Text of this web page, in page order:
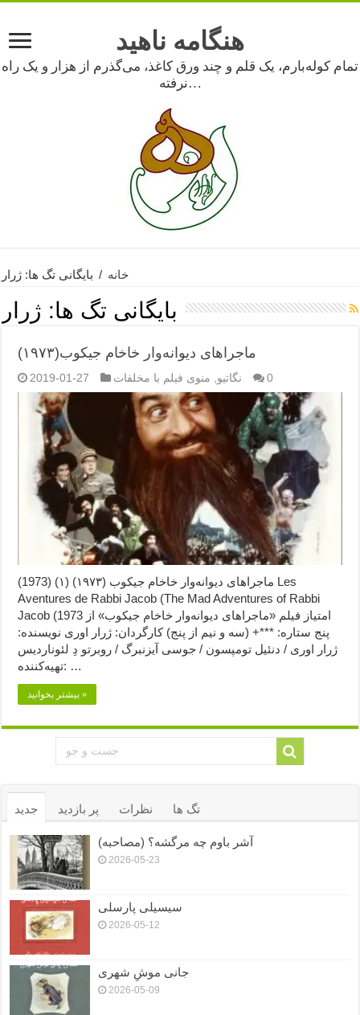
هنگامه ناهید
تمام کوله‌بارم، یک قلم و چند ورق کاغذ، می‌گذرم از هزار و یک راه
نرفته…
خانه / بایگانی تگ ها: ژرار
بایگانی تگ ها: ژرار
ماجراهای دیوانه‌وار خاخام جیکوب(۱۹۷۳)
2019-01-27 نگاتیو منوی فیلم با مخلفات 0
ماجراهای دیوانه‌وار خاخام جیکوب (۱۹۷۳) (۱) (1973) Les
Aventures de Rabbi Jacob (The Mad Adventures of Rabbi
Jacob (1973 امتیاز فیلم «ماجراهای دیوانه‌وار خاخام جیکوب» از
پنج ستاره: ***+ (سه و نیم از پنج) کارگردان: ژرار اوری نویسنده:
ژرار اوری / دنئیل تومپسون / جوسی آیزنبرگ / روبرتو دِ لئوناردیس
تهیه‌کننده: …
بیشتر بخوانید »
جدید پر بازدید نظرات تگ ها
آشر باوم چه مرگشه؟ (مصاحبه)
2026-05-23
سیسیلی پارسلی
2026-05-12
جانی موشِ شهری
2026-05-09